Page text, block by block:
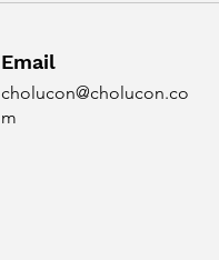
Email
cholucon@cholucon.co
m